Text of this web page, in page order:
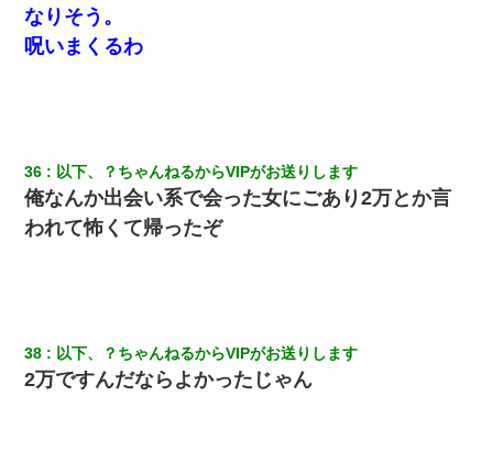
なりそう。
呪いまくるわ
36 以下、？ちゃんねるからVIPがお送りします
俺なんか出会い系で会った女にごあり2万とか言
われて怖くて帰ったぞ
38 以下、？ちゃんねるからVIPがお送りします
2万ですんだならよかったじゃん